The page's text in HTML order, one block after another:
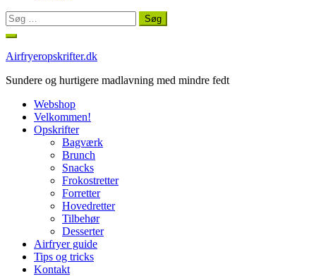
Søg
efter:
Spring
indhold
Airfryeropskrifter.dk
Sundere og hurtigere madlavning med mindre fedt
Webshop
Velkommen!
Opskrifter
Bagværk
Brunch
Snacks
Frokostretter
Forretter
Hovedretter
Tilbehør
Desserter
Airfryer guide
Tips og tricks
Kontakt